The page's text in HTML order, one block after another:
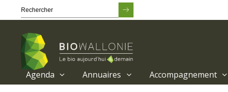
Agenda Annuaires Accompagnement